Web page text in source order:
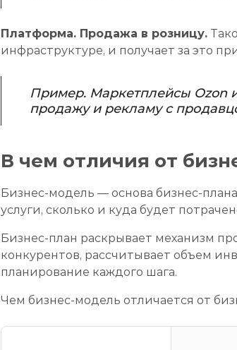
Платформа. Продажа в розницу.
инфраструктуре, и получает за это
Пример. Маркетплейсы Ozon
продажу и рекламу с
В чем отличия от
Бизнес-модель — основа бизнес-
услуги, сколько и куда будет
Бизнес-план раскрывает механизм
конкурентов, рассчитывает объем
планирование каждого шага.
Чем бизнес-модель отличается от